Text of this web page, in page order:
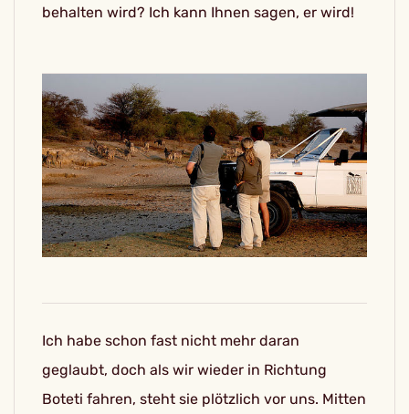
behalten wird? Ich kann Ihnen sagen, er wird!
Ich habe schon fast nicht mehr daran
geglaubt, doch als wir wieder in Richtung
Boteti fahren, steht sie plötzlich vor uns. Mitten